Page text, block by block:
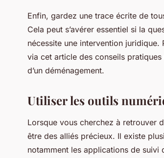
Enfin, gardez une trace écrite de
Cela peut s’avérer essentiel si la
nécessite une intervention
via cet article des conseils
d’un déménagement.
Utiliser les outils
Lorsque vous cherchez à retrouver
être des alliés précieux. Il existe
notamment les applications de suivi